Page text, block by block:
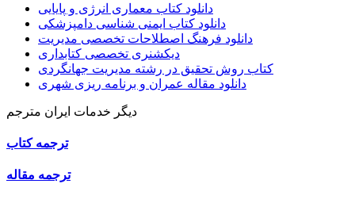
دانلود کتاب معماری انرژی و پایایی
دانلود کتاب ایمنی شناسی دامپزشکی
دانلود فرهنگ اصطلاحات تخصصی مدیریت
دیکشنری تخصصی کتابداری
کتاب روش تحقیق در رشته مدیریت جهانگردی
دانلود مقاله عمران و برنامه ریزی شهری
دیگر خدمات ایران مترجم
ترجمه کتاب
ترجمه مقاله